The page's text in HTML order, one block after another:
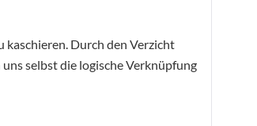
kaschieren. Durch den Verzicht
selbst die logische Verknüpfung